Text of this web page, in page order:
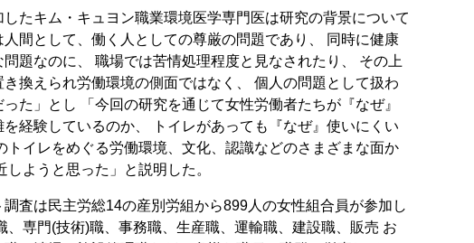
たキム・キュヨン職業環境医学専門医は研究の背景について
人間として、働く人としての尊厳の問題であり、 同時に健康
題なのに、 職場では苦情処理程度と見なされたり、 その上
き換えられ労働環境の側面ではなく、 個人の問題として扱わ
た」とし 「今回の研究を通じて女性労働者たちが『なぜ』
を経験しているのか、 トイレがあっても『なぜ』使いにくい
トイレをめぐる労働環境、文化、認識などのさまざまな面か
しようと思った」と説明した。
査は民主労総14の産別労組から899人の女性組合員が参加し
、専門(技術)職、事務職、生産職、運輸職、建設職、販売 お